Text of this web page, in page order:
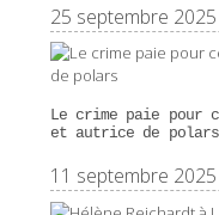
25 septembre 2025
Le crime paie
et autrice de polars
11 septembre 2025